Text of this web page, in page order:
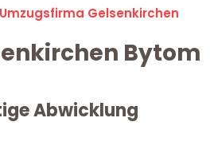
Gelsenkirchen
Bytom
Abwicklung